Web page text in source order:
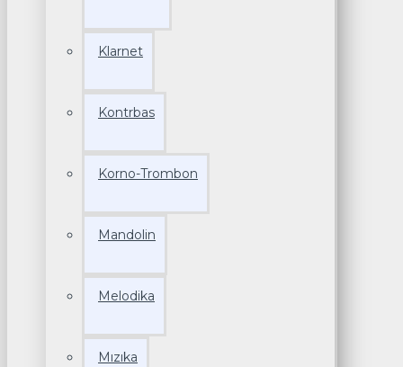
Klarnet
Kontrbas
Korno-Trombon
Mandolin
Melodika
Mızıka